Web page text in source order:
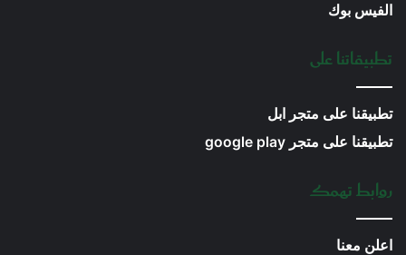
الفيس بوك
تطبيقاتنا على
تطبيقنا على متجر ابل
تطبيقنا على متجر google play
روابط تهمك
اعلن معنا